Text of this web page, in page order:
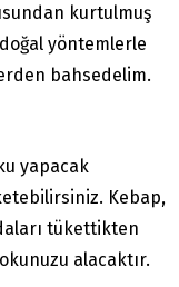
kurtulmuş
yöntemlerle
bahsedelim.
yapacak
Kebap,
tükettikten
alacaktır.